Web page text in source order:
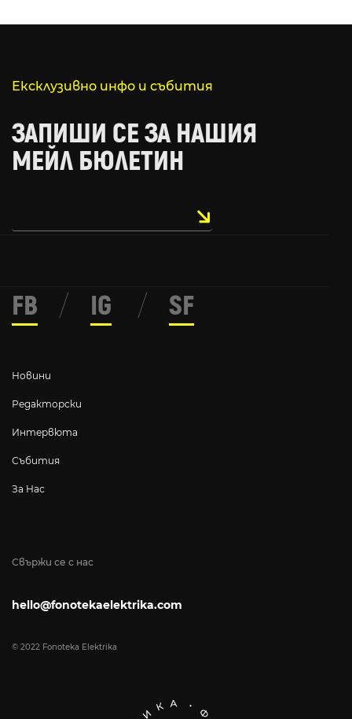
Ексклузивно инфо и събития
ЗАПИШИ СЕ ЗА НАШИЯ
МЕЙЛ БЮЛЕТИН
Свържи се с нас
hello@fonotekaelektrika.com
© 2022 Fonoteka Elektrika
Новини
Редакторски
Интервюта
Събития
За Нас
FB / IG / SF